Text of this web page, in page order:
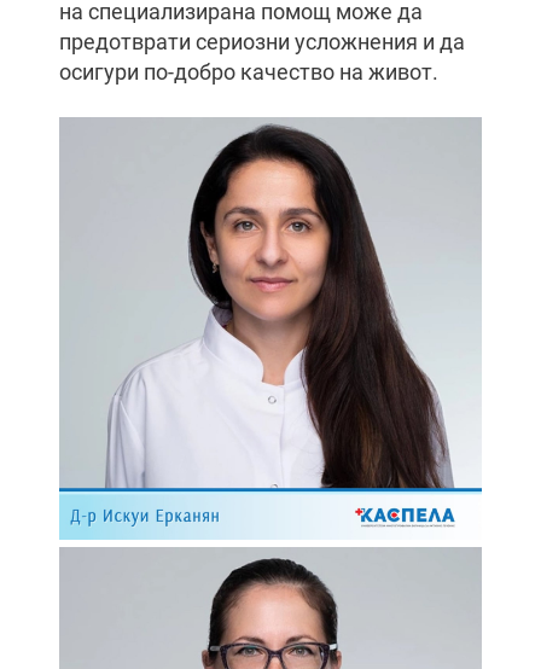
на специализирана помощ може да
предотврати сериозни усложнения и да
осигури по-добро качество на живот.